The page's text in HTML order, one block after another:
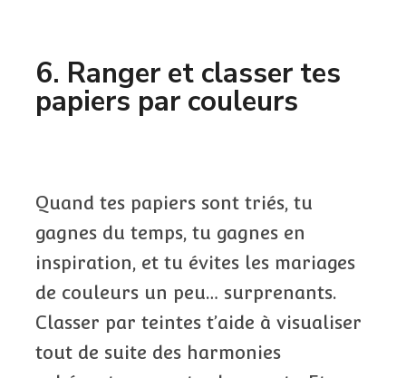
6. Ranger et classer tes
papiers par couleurs
Quand tes papiers sont triés, tu
gagnes du temps, tu gagnes en
inspiration, et tu évites les mariages
de couleurs un peu… surprenants.
Classer par teintes t’aide à visualiser
tout de suite des harmonies